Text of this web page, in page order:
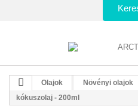
Olajok Növényi olajok
kókuszolaj - 200ml